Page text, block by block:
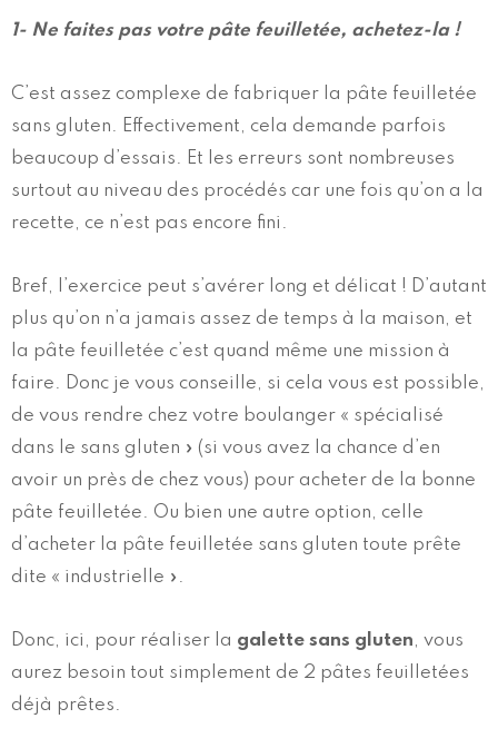
1- Ne faites pas votre pâte feuilletée, achetez-la !
C’est assez complexe de fabriquer la pâte feuilletée
sans gluten. Effectivement, cela demande parfois
beaucoup d’essais. Et les erreurs sont nombreuses
surtout au niveau des procédés car une fois qu’on a la
recette, ce n’est pas encore fini.
Bref, l’exercice peut s’avérer long et délicat ! D’autant
plus qu’on n’a jamais assez de temps à la maison, et
la pâte feuilletée c’est quand même une mission à
faire. Donc je vous conseille, si cela vous est possible,
de vous rendre chez votre boulanger « spécialisé
dans le sans gluten » (si vous avez la chance d’en
avoir un près de chez vous) pour acheter de la bonne
pâte feuilletée. Ou bien une autre option, celle
d’acheter la pâte feuilletée sans gluten toute prête
dite « industrielle ».
Donc, ici, pour réaliser la galette sans gluten, vous
aurez besoin tout simplement de 2 pâtes feuilletées
déjà prêtes.